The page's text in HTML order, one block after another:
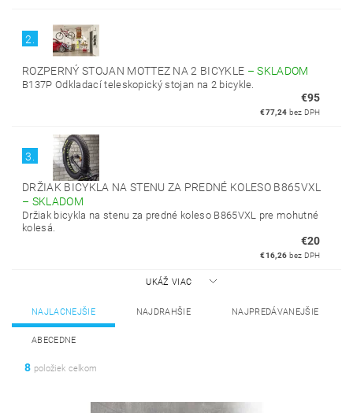
2.
ROZPERNÝ STOJAN MOTTEZ NA 2 BICYKLE –SKLADOM
B137P Odkladací teleskopický stojan na 2 bicykle.
€95
€77,24 bez DPH
3.
DRŽIAK BICYKLA NA STENU ZA PREDNÉ KOLESO B865VXL
– SKLADOM
Držiak bicykla na stenu za predné koleso B865VXL pre mohutné
kolesá.
€20
€16,26 bez DPH
UKÁŽ VIAC
NAJLACNEJŠIE NAJDRAHŠIE NAJPREDÁVANEJŠIE
ABECEDNE
8 položiek celkom